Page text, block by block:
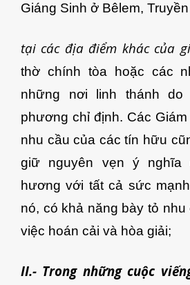
Giáng Sinh ở Bêlem,
tại các địa điểm khác của
thờ chính tòa hoặc các
những nơi linh thánh do
phương chỉ định. Các
nhu cầu của các tín hữu
giữ nguyên vẹn ý nghĩa
hương với tất cả sức
nó, có khả năng bày tỏ
việc hoán cải và hòa giải;
II.- Trong những cuộc